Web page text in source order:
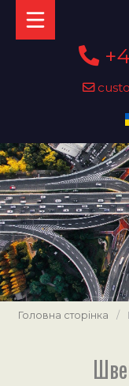
Головна сторінка /